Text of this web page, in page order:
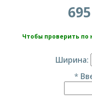
Чтобы проверить
Ширина:
*